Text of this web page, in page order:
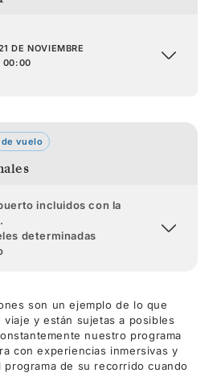
DE NOVIEMBRE
00:00
vuelo
incluidos con la
determinadas
son un ejemplo de lo que
y están sujetas a posibles
nuestro programa
con experiencias inmersivas y
de su recorrido cuando